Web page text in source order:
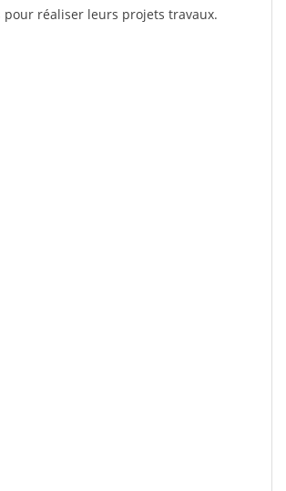
pour réaliser leurs projets travaux.